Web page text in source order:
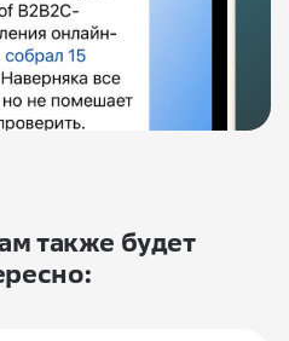
также будет